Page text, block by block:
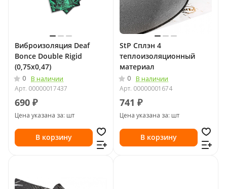
Виброизоляция Deaf
Bonce Double Rigid
(0,75х0,47)
0
В наличии
Арт. 00000017437
690 ₽
Цена указана за: шт
В корзину
StP Сплэн 4
теплоизоляционный
материал
0
В наличии
Арт. 00000001674
741 ₽
Цена указана за: шт
В корзину